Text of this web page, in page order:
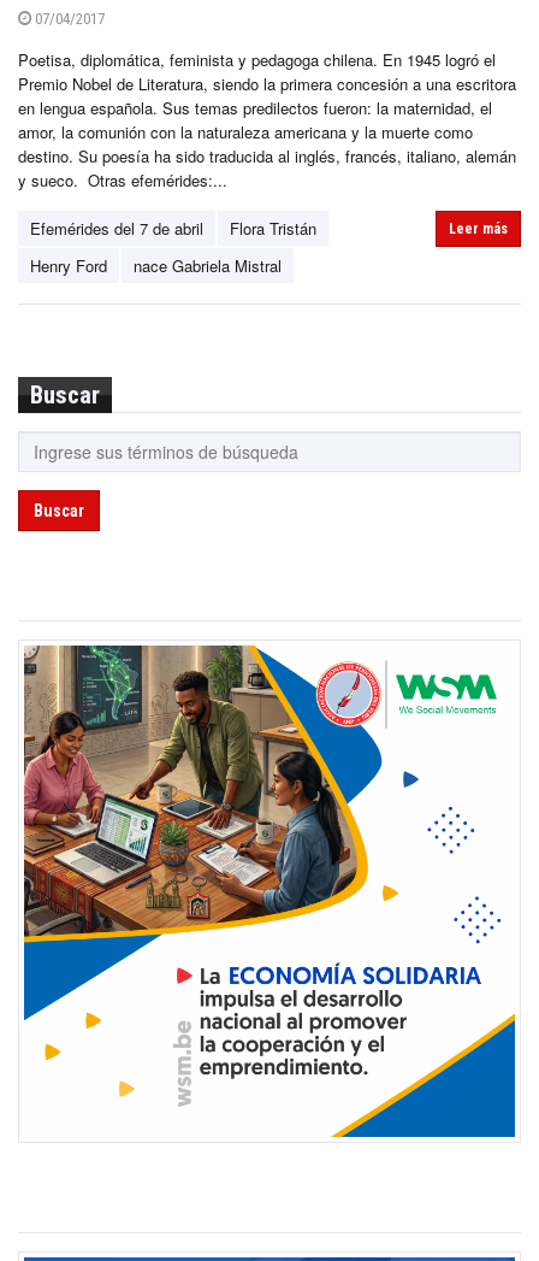
07/04/2017
Poetisa, diplomática, feminista y pedagoga chilena. En 1945 logró el
Premio Nobel de Literatura, siendo la primera concesión a una escritora
en lengua española. Sus temas predilectos fueron: la maternidad, el
amor, la comunión con la naturaleza americana y la muerte como
destino. Su poesía ha sido traducida al inglés, francés, italiano, alemán
y sueco. Otras efemérides:...
Efemérides del 7 de abril
Flora Tristán
Henry Ford
nace Gabriela Mistral
Leer más
Buscar
Buscar